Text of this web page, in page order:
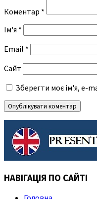
Коментар *
Ім'я *
Email *
Сайт
Зберегти моє ім'я, e-
НАВІГАЦІЯ ПО САЙТІ